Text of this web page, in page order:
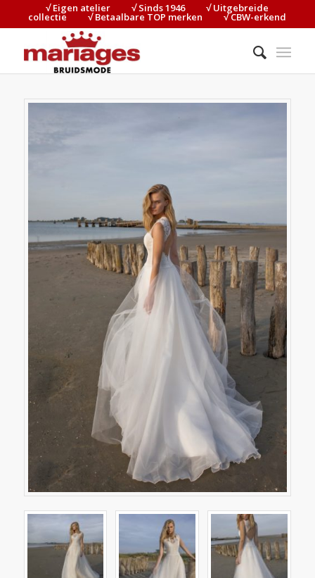
√ Eigen atelier⠀⠀⠀√ Sinds 1946⠀⠀⠀√ Uitgebreide
collectie⠀⠀⠀√ Betaalbare TOP merken⠀⠀⠀√ CBW-erkend